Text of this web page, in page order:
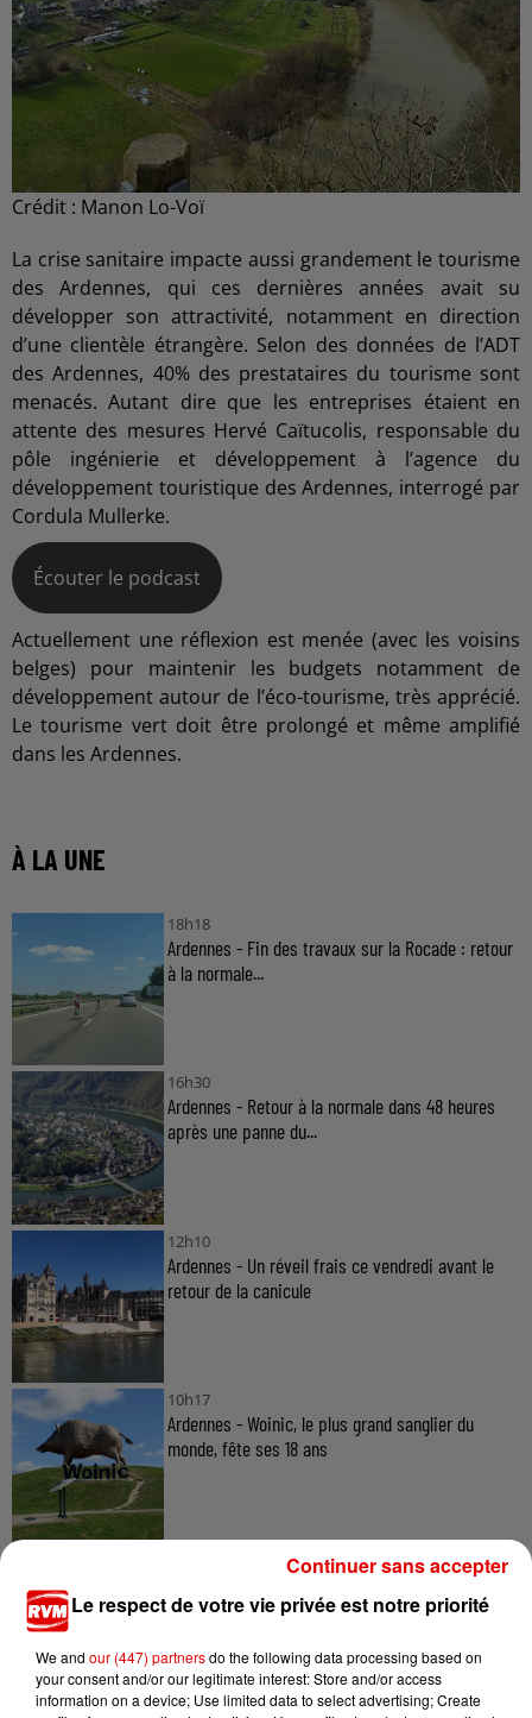
Crédit : Manon Lo-Voï
La crise sanitaire impacte aussi grandement le tourisme
des Ardennes, qui ces dernières années avait su
développer son attractivité, notamment en direction
d’une clientèle étrangère. Selon des données de l’ADT
des Ardennes, 40% des prestataires du tourisme sont
menacés. Autant dire que les entreprises étaient en
attente des mesures Hervé Caïtucolis, responsable du
pôle ingénierie et développement à l’agence du
développement touristique des Ardennes, interrogé par
Cordula Mullerke.
Écouter le podcast
Actuellement une réflexion est menée (avec les voisins
belges) pour maintenir les budgets notamment de
développement autour de l’éco-tourisme, très apprécié.
Le tourisme vert doit être prolongé et même amplifié
dans les Ardennes.
À LA UNE
18h18
Ardennes - Fin des travaux sur la Rocade : retour
à la normale...
16h30
Ardennes - Retour à la normale dans 48 heures
après une panne du...
12h10
Ardennes - Un réveil frais ce vendredi avant le
retour de la canicule
10h17
Ardennes - Woinic, le plus grand sanglier du
monde, fête ses 18 ans
TITRES DIFFUSÉS
Le respect de votre vie privée est notre priorité
We and our (447) partnersdo the following data processing based on
your consent and/or our legitimate interest: Store and/or access
information on a device; Use limited data to select advertising; Create
Continuer sans accepter